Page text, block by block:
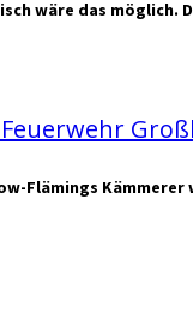
wäre das möglich.
Flämings